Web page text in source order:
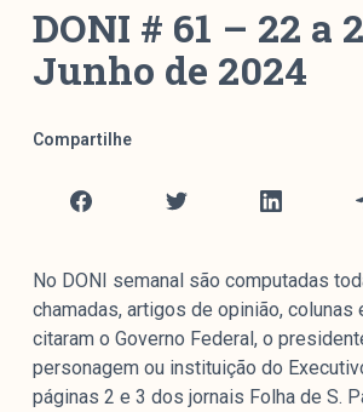
c
e
M Facebook
M Instagram
Arquivos
Boletim da Pluralidade M
Entrevistas M
DONI # 61 – 22 a
Junho de 2024
Compartilhe
No DONI semanal são computadas
chamadas, artigos de opinião, colunas
citaram o Governo Federal, o
personagem ou instituição do
páginas 2 e 3 dos jornais Folha de S.